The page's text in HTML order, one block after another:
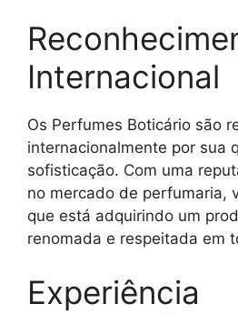
Internacional
Os Perfumes Boticário são
internacionalmente por sua
sofisticação. Com uma
no mercado de perfumaria,
que está adquirindo um
renomada e respeitada em
Experiência